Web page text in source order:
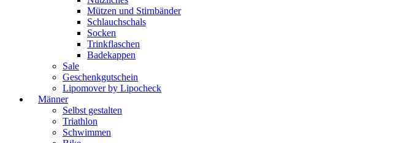
Mützen und Stirnbänder
Schlauchschals
Socken
Trinkflaschen
Badekappen
Sale
Geschenkgutschein
Lipomover by Lipocheck
Männer
Selbst gestalten
Triathlon
Schwimmen